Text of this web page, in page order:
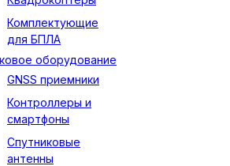
Комплектующие
для БПЛА
оборудование
GNSS приемники
Контроллеры и
смартфоны
Спутниковые
антенны